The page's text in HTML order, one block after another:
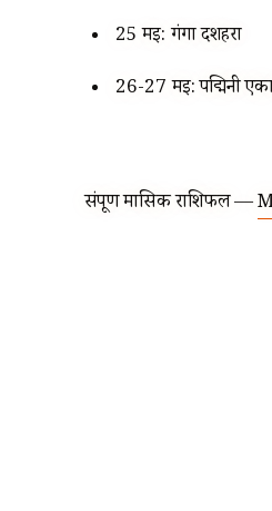
25 मई: गंगा दशहरा
26-27 मई: पद्मिनी
संपूर्ण मासिक राशिफल —